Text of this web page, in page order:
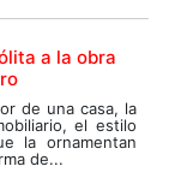
a la obra
de una casa, la
el estilo
la ornamentan
de...